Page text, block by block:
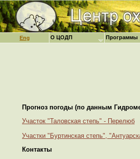
Eng
Прогноз погоды (по данным
Участок "Таловская степь" - Перелюб
Участки "Буртинская степь",
Контакты
О ЦОДП Программы